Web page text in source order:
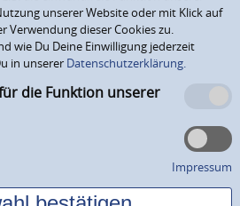
unserer Website oder mit Klick auf
Verwendung dieser Cookies zu.
wie Du Deine Einwilligung jederzeit
in unserer Datenschutzerklärung.
die Funktion unserer
Impressum